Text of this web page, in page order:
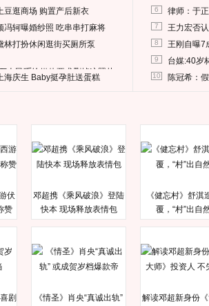
豆逛商场 购置产后新衣
冯轲曝婚纱照 吃串串打麻将
林打扮休闲逛街买厕所泵
人民币给媒体要求删掉这照片
海庆生 Baby挺孕肚送蛋糕
6 律师：于
7 王力宏否
8 王刚自曝7
9 台媒:40岁
10 陈冠希：
伏
赞
邓超携《乘风破浪》登陆
快本 现场释放表情包
《健忘村》舒淇
覆，“村”出自
剧
《情圣》肖央“真诚出轨”
解读邓超新身份